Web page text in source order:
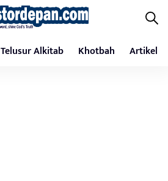
Telusur Alkitab Khotbah Artikel